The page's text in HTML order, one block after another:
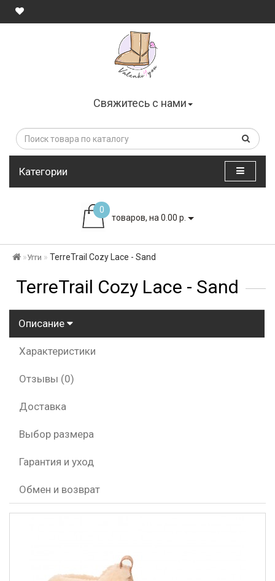
Свяжитесь с нами
Категории
0
товаров, на 0.00 р.
Угги TerreTrail Cozy Lace - Sand
TerreTrail Cozy Lace - Sand
Описание
Характеристики
Отзывы (0)
Доставка
Выбор размера
Гарантия и уход
Обмен и возврат